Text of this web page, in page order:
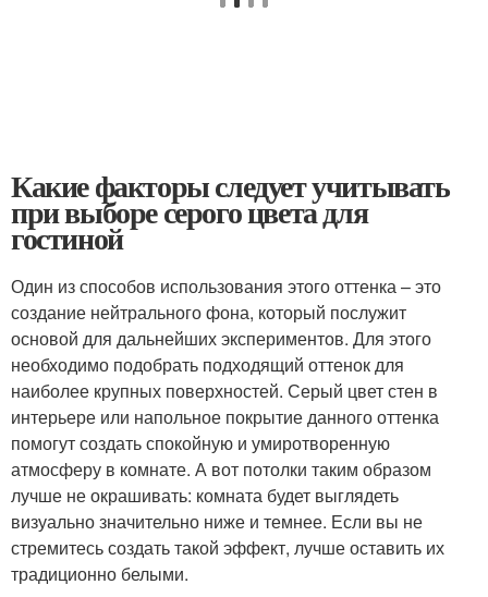
Какие факторы следует учитывать
при выборе серого цвета для
гостиной
Один из способов использования этого оттенка – это
создание нейтрального фона, который послужит
основой для дальнейших экспериментов. Для этого
необходимо подобрать подходящий оттенок для
наиболее крупных поверхностей. Серый цвет стен в
интерьере или напольное покрытие данного оттенка
помогут создать спокойную и умиротворенную
атмосферу в комнате. А вот потолки таким образом
лучше не окрашивать: комната будет выглядеть
визуально значительно ниже и темнее. Если вы не
стремитесь создать такой эффект, лучше оставить их
традиционно белыми.